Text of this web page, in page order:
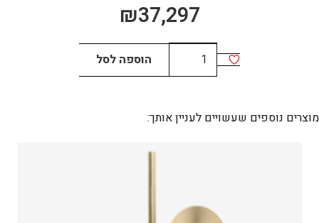
₪37,297
כמות
של
הוספה לסל
מוצרים נוספים שעשויים לעניין אותך: